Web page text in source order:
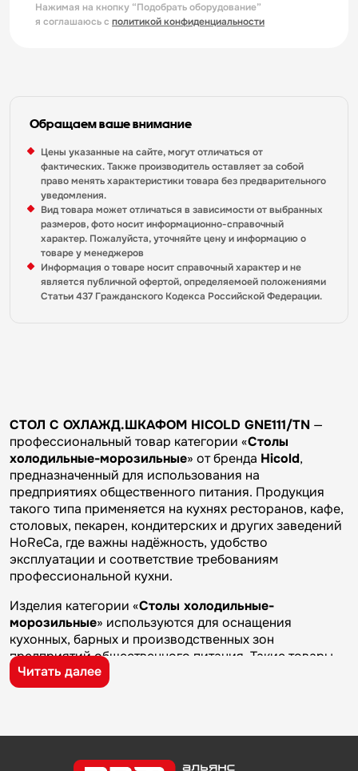
Нажимая на кнопку “Подобрать оборудование”
я соглашаюсь с политикой конфиденциальности
Обращаем ваше внимание
Цены указанные на сайте, могут отличаться от
фактических. Также производитель оставляет за собой
право менять характеристики товара без предварительного
уведомления.
Вид товара может отличаться в зависимости от выбранных
размеров, фото носит информационно-справочный
характер. Пожалуйста, уточняйте цену и информацию о
товаре у менеджеров
Информация о товаре носит справочный характер и не
является публичной офертой, определяемоей положениями
Статьи 437 Гражданского Кодекса Российской Федерации.
СТОЛ С ОХЛАЖД.ШКАФОМ HICOLD GNE111/TN —
профессиональный товар категории «Столы
холодильные-морозильные» от бренда Hicold,
предназначенный для использования на
предприятиях общественного питания. Продукция
такого типа применяется на кухнях ресторанов, кафе,
столовых, пекарен, кондитерских и других заведений
HoReCa, где важны надёжность, удобство
эксплуатации и соответствие требованиям
профессиональной кухни.
Изделия категории «Столы холодильные-
морозильные» используются для оснащения
кухонных, барных и производственных зон
предприятий общественного питания. Такие товары
применяются на профессиональных кухнях
ресторанов и кафе, в столовых, пекарнях,
инвентарь для ежедневной работы.
Читать далее